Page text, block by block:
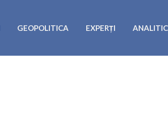
GEOPOLITICA EXPERȚI